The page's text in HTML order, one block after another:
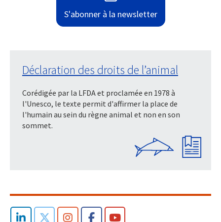
S'abonner à la newsletter
Déclaration des droits de l’animal
Corédigée par la LFDA et proclamée en 1978 à
l'Unesco, le texte permit d'affirmer la place de
l'humain au sein du règne animal et non en son
sommet.